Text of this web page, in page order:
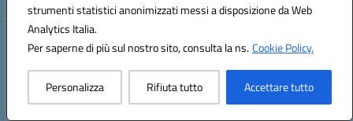
strumenti statistici anonimizzati messi a disposizione da Web
Analytics Italia.
Per saperne di più sul nostro sito, consulta la ns.Cookie Policy.
Personalizza Rifiuta tutto Accettare tutto
Hosting & Powered by 3D Solution S.r.l.
Concept & Design by Designers Italia